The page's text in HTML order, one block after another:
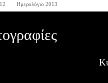
Ημερολόγιο 2013